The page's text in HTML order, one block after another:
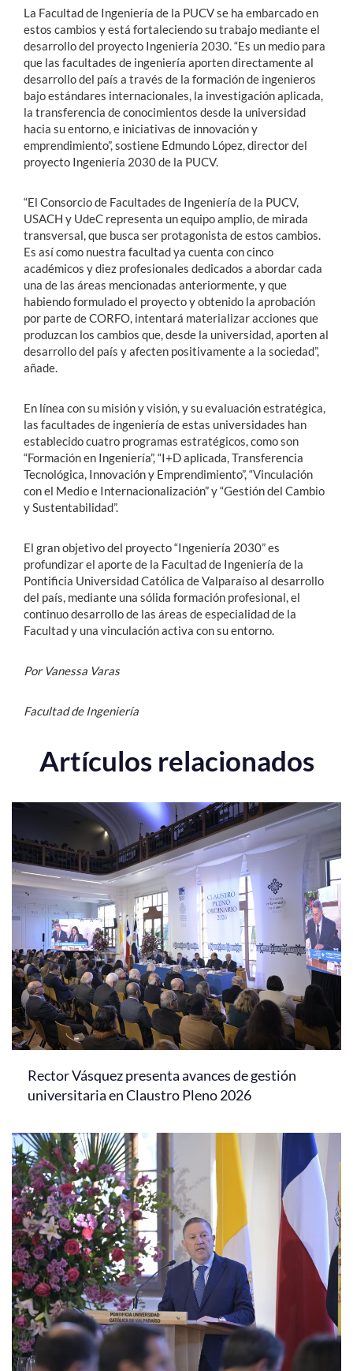
La Facultad de Ingeniería de la PUCV se ha embarcado en
estos cambios y está fortaleciendo su trabajo mediante el
desarrollo del proyecto Ingeniería 2030. “Es un medio para
que las facultades de ingeniería aporten directamente al
desarrollo del país a través de la formación de ingenieros
bajo estándares internacionales, la investigación aplicada,
la transferencia de conocimientos desde la universidad
hacia su entorno, e iniciativas de innovación y
emprendimiento”, sostiene Edmundo López, director del
proyecto Ingeniería 2030 de la PUCV.
“El Consorcio de Facultades de Ingeniería de la PUCV,
USACH y UdeC representa un equipo amplio, de mirada
transversal, que busca ser protagonista de estos cambios.
Es así como nuestra facultad ya cuenta con cinco
académicos y diez profesionales dedicados a abordar cada
una de las áreas mencionadas anteriormente, y que
habiendo formulado el proyecto y obtenido la aprobación
por parte de CORFO, intentará materializar acciones que
produzcan los cambios que, desde la universidad, aporten al
desarrollo del país y afecten positivamente a la sociedad”,
añade.
En línea con su misión y visión, y su evaluación estratégica,
las facultades de ingeniería de estas universidades han
establecido cuatro programas estratégicos, como son
“Formación en Ingeniería”, “I+D aplicada, Transferencia
Tecnológica, Innovación y Emprendimiento”, “Vinculación
con el Medio e Internacionalización” y “Gestión del Cambio
y Sustentabilidad”.
El gran objetivo del proyecto “Ingeniería 2030” es
profundizar el aporte de la Facultad de Ingeniería de la
Pontificia Universidad Católica de Valparaíso al desarrollo
del país, mediante una sólida formación profesional, el
continuo desarrollo de las áreas de especialidad de la
Facultad y una vinculación activa con su entorno.
Por Vanessa Varas
Facultad de Ingeniería
Artículos relacionados
Rector Vásquez presenta avances de gestión
universitaria en Claustro Pleno 2026